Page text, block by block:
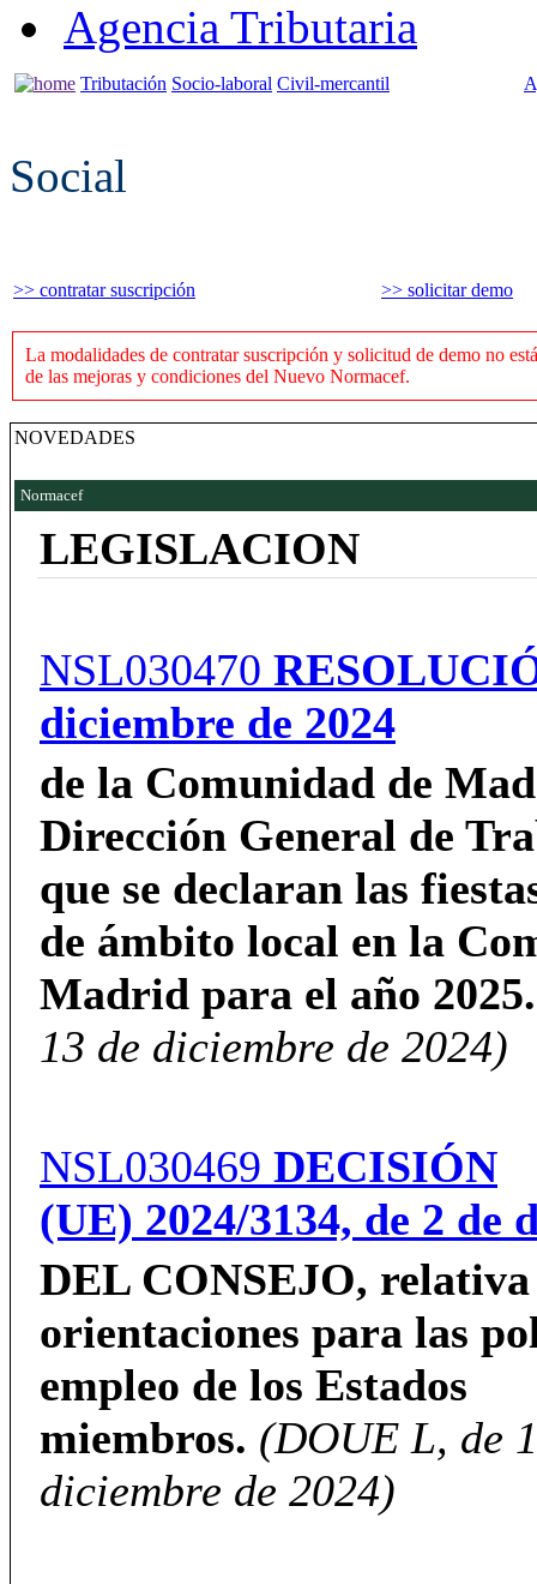
Agencia Tributaria
Tributación Socio-laboral Civil-mercantil
Social
>> contratar suscripción >> solicitar demo
La modalidades de contratar suscripción y solicitud de demo no
de las mejoras y condiciones del Nuevo Normacef.
NOVEDADES
Normacef
LEGISLACION
NSL030470
diciembre de 2024
de la Comunidad de
Dirección General de
que se declaran las
de ámbito local en la
Madrid para el año 2025.
13 de diciembre de 2024)
NSL030469 DECISIÓN
(UE) 2024/3134, de 2 de
DEL CONSEJO, relativa
orientaciones para las
empleo de los Estados
miembros. (DOUE L, de
diciembre de 2024)